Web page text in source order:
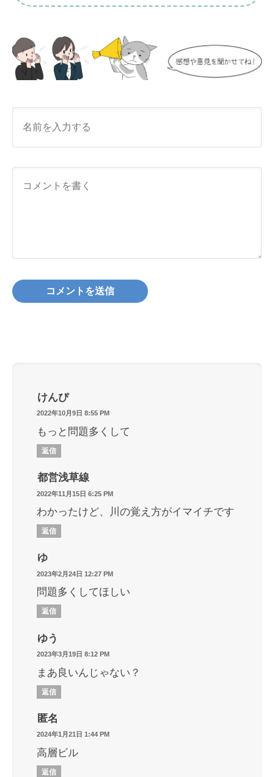
けんぴ
2022年10月9日 8:55 PM
もっと問題多くして
返信
都営浅草線
2022年11月15日 6:25 PM
わかったけど、川の覚え方がイマイチです
返信
ゆ
2023年2月24日 12:27 PM
問題多くしてほしい
返信
ゆう
2023年3月19日 8:12 PM
まあ良いんじゃない？
返信
匿名
2024年1月21日 1:44 PM
高層ビル
返信